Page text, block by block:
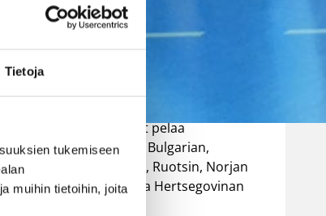
Tietoja
tukemiseen
muihin tietoihin, joita
Suomen 16-vuotiaiden poikien
maajoukkue aloittaa B-
Sudenpennut pelaa
alkulohkossa Bulgarian,
Luxemburgin, Ruotsin, Norjan
sekä Bosnia ja Hertsegovinan